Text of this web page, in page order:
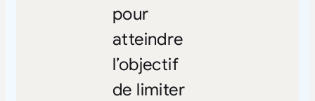
pour
atteindre
l’objectif
de limiter